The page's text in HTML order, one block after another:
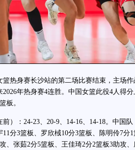
身赛长沙站的第二场比赛结束，主场作
年热身赛4连胜。中国女篮此役4人得
板。
：24-23、20-9、14-16、14-18。中国队
11分3篮板、罗欣棫10分3篮板、陈明伶7分
、张茹2分5篮板、王佳琦2分2篮板3助攻